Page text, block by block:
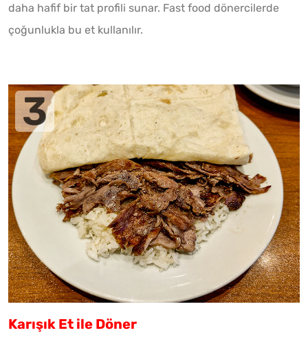
daha hafif bir tat profili sunar. Fast food dönercilerde
çoğunlukla bu et kullanılır.
Karışık Et ile Döner